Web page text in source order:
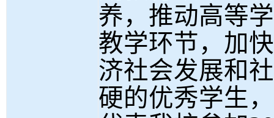
养，推动高等
教学环节，加
济社会发展和
硬的优秀学生